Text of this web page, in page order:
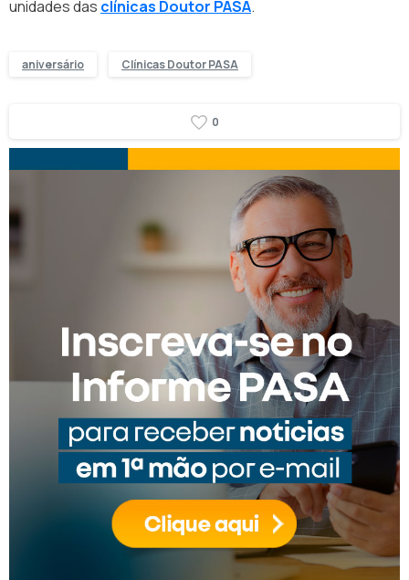
unidades das clínicas Doutor PASA.
aniversário Clínicas Doutor PASA
0